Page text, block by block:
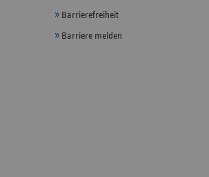
Barrierefreiheit
Barriere melden